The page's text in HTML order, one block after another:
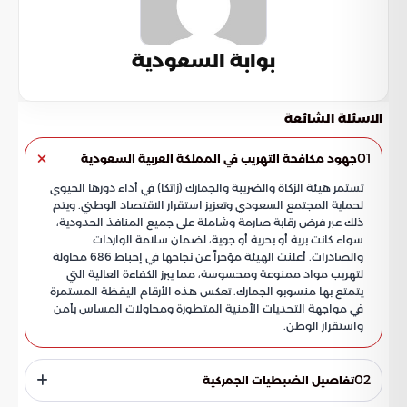
بوابة السعودية
الاسئلة الشائعة
01جهود مكافحة التهريب في المملكة العربية السعودية
تستمر هيئة الزكاة والضريبة والجمارك (زاتكا) في أداء دورها الحيوي
لحماية المجتمع السعودي وتعزيز استقرار الاقتصاد الوطني. ويتم
ذلك عبر فرض رقابة صارمة وشاملة على جميع المنافذ الحدودية،
سواء كانت برية أو بحرية أو جوية، لضمان سلامة الواردات
والصادرات. أعلنت الهيئة مؤخراً عن نجاحها في إحباط 686 محاولة
لتهريب مواد ممنوعة ومحسوسة، مما يبرز الكفاءة العالية التي
يتمتع بها منسوبو الجمارك. تعكس هذه الأرقام اليقظة المستمرة
في مواجهة التحديات الأمنية المتطورة ومحاولات المساس بأمن
واستقرار الوطن.
02تفاصيل الضبطيات الجمركية